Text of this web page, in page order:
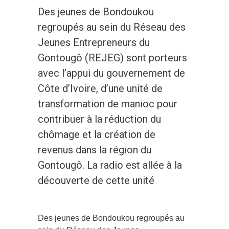
Des jeunes de Bondoukou
regroupés au sein du Réseau des
Jeunes Entrepreneurs du
Gontougô (REJEG) sont porteurs
avec l’appui du gouvernement de
Côte d’Ivoire, d’une unité de
transformation de manioc pour
contribuer à la réduction du
chômage et la création de
revenus dans la région du
Gontougô. La radio est allée à la
découverte de cette unité
Des jeunes de Bondoukou regroupés au